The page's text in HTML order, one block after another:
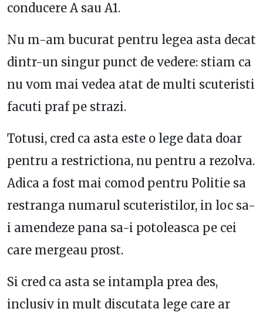
conducere A sau A1.
Nu m-am bucurat pentru legea asta decat
dintr-un singur punct de vedere: stiam ca
nu vom mai vedea atat de multi scuteristi
facuti praf pe strazi.
Totusi, cred ca asta este o lege data doar
pentru a restrictiona, nu pentru a rezolva.
Adica a fost mai comod pentru Politie sa
restranga numarul scuteristilor, in loc sa-
i amendeze pana sa-i potoleasca pe cei
care mergeau prost.
Si cred ca asta se intampla prea des,
inclusiv in mult discutata lege care ar